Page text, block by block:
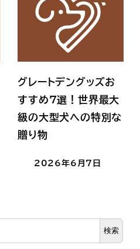
グレートデングッズお
すすめ7選！世界最大
級の大型犬への特別な
贈り物
2026年6月7日
検索